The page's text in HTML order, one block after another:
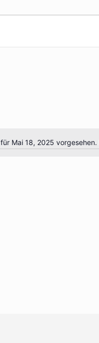
Mai 18, 2025